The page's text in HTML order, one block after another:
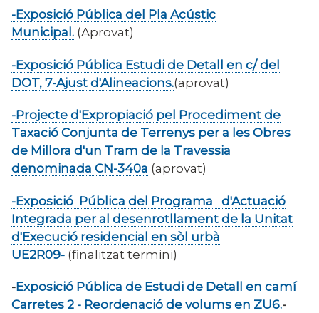
-Exposició Pública del Pla Acústic
Municipal. (Aprovat)
-Exposició Pública Estudi de Detall en c/ del
DOT, 7-Ajust d'Alineacions.(aprovat)
-Projecte d'Expropiació pel Procediment de
Taxació Conjunta de Terrenys per a les Obres
de Millora d'un Tram de la Travessia
denominada CN-340a (aprovat)
-Exposició Pública del Programa d'Actuació
Integrada per al desenrotllament de la Unitat
d'Execució residencial en sòl urbà
UE2R09- (finalitzat termini)
-Exposició Pública de Estudi de Detall en camí
Carretes 2 - Reordenació de volums en ZU6.-